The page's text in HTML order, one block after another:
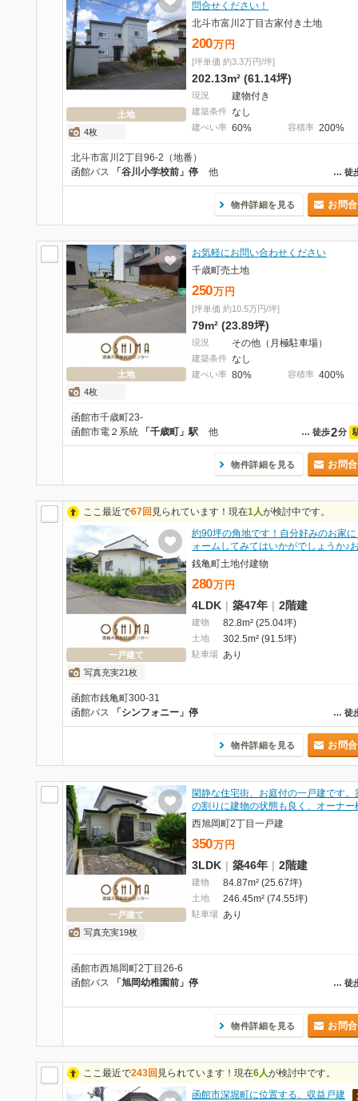
土地
4枚
問合せください！
北斗市富川2丁目古家付き土地
200万 円
[坪単価 約3.3万円/坪]
202.13m² (61.14坪)
現況 建物付き
建築条件 なし
建ぺい率 60% 容積率 200%
北斗市富川2丁目96-2（地番）
… 徒
函館バス 「谷川小学校前」停 他
物件詳細を見る お問
土地
4枚
お気軽にお問い合わせください
千歳町売土地
250万 円
[坪単価 約10.5万円/坪]
79m² (23.89坪)
現況 その他（月極駐車場）
建築条件 なし
建ぺい率 80% 容積率 400%
函館市千歳町23-
… 徒歩2分
函館市電２系統 「千歳町」駅 他
物件詳細を見る お問
ここ最近で67回 見られています！現在1人が検討中です。
一戸建て
写真充実21枚
約90坪の角地です！自分好みのお家
ォームしてみてはいかがでしょうか♪
銭亀町土地付建物
280万 円
4LDK | 築47年 | 2階建
建物 82.8m² (25.04坪)
土地 302.5m² (91.5坪)
駐車場 あり
函館市銭亀町300-31
… 徒
函館バス 「シンフォニー」停
物件詳細を見る お問
一戸建て
写真充実19枚
閑静な住宅街、お庭付の一戸建です。
の割りに建物の状態も良く、オーナ
西旭岡町2丁目一戸建
350万 円
3LDK | 築46年 | 2階建
建物 84.87m² (25.67坪)
土地 246.45m² (74.55坪)
駐車場 あり
函館市西旭岡町2丁目26-6
… 徒
函館バス 「旭岡幼稚園前」停
物件詳細を見る お問
ここ最近で243回 見られています！現在6人が検討中です。
函館市深堀町に位置する、収益戸建